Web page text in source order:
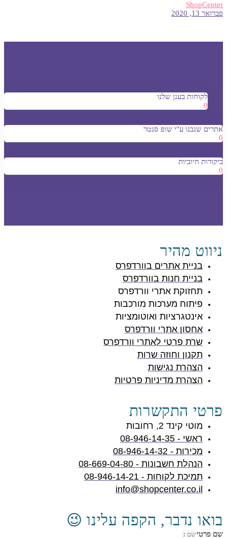
ShopCenter
פברואר 13, 2020
לקוחות בענן שלנו
0
אתרים שנבנו ע"י שופ סנטר
0
ביקורות חיוביות
0
ניווט מהיר
בניית אתרים בוורדפרס
בניית חנות בוורדפרס
תחזוקת אתרי וורדפרס
פיתוח מערכות מורכבות
אינטגרציות ואוטומציות
אחסון אתרי וורדפרס
שרת פרטי לאתרי וורדפרס
תקנון וחוזה שרות
הצהרת נגישות
הצהרת מדיניות פרטיות
פרטי התקשרות
מוטי קינד 2, רחובות
ראשי - 08-946-14-35
מכירות - 08-946-14-32
הנהלת חשבונות - 08-669-04-80
תמיכת לקוחות - 08-946-14-21
info@shopcenter.co.il
בואו נדבר, הקפה עלינו 😉
שם פרטי